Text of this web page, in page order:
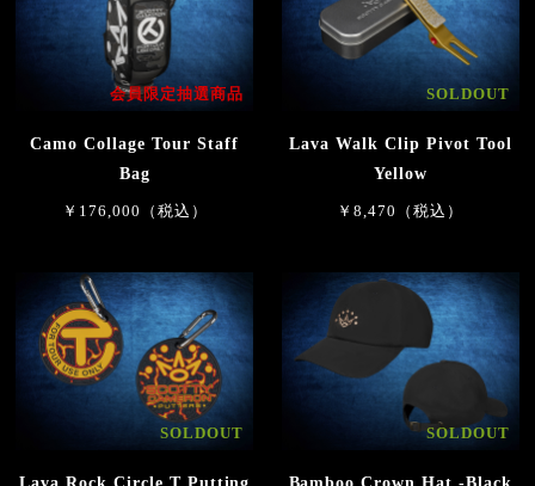
会員限定抽選商品
Camo Collage Tour Staff
Bag
￥176,000（税込）
SOLDOUT
Lava Walk Clip Pivot Tool
Yellow
￥8,470（税込）
SOLDOUT SOLDOUT